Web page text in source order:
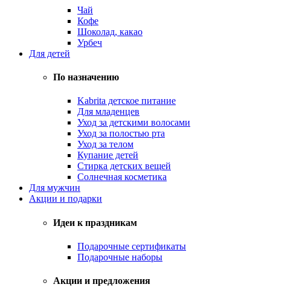
Чай
Кофе
Шоколад, какао
Урбеч
Для детей
По назначению
Kabrita детское питание
Для младенцев
Уход за детскими волосами
Уход за полостью рта
Уход за телом
Купание детей
Стирка детских вещей
Солнечная косметика
Для мужчин
Акции и подарки
Идеи к праздникам
Подарочные сертификаты
Подарочные наборы
Акции и предложения